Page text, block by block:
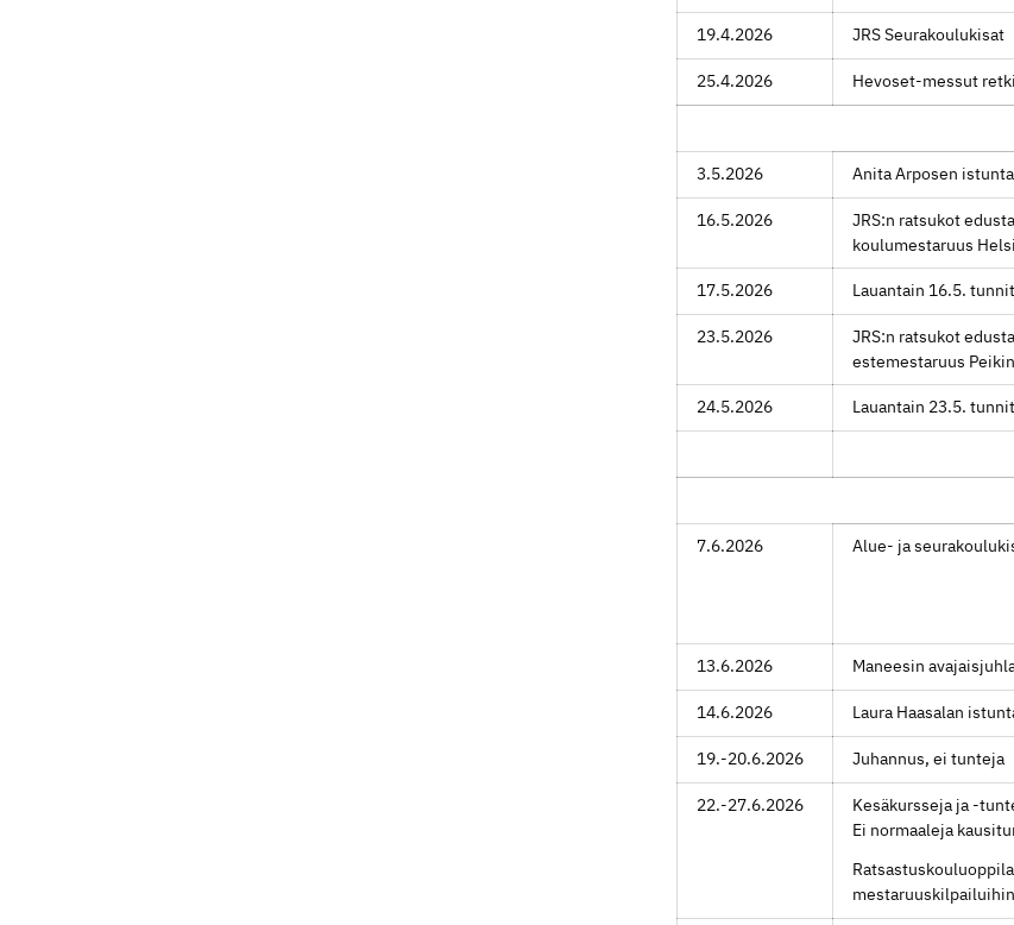
19.4.2026 JRS Seurakoulukisat
25.4.2026 Hevoset-messut
3.5.2026 Anita Arposen
16.5.2026
JRS:n ratsukot
koulumestaruus
17.5.2026 Lauantain 16.5. tunnit
23.5.2026
JRS:n ratsukot
estemestaruus
24.5.2026 Lauantain 23.5. tunnit
7.6.2026 Alue- ja
13.6.2026 Maneesin
14.6.2026 Laura Haasalan
19.-20.6.2026 Juhannus, ei tunteja
22.-27.6.2026
Kesäkursseja ja -
Ei normaaleja